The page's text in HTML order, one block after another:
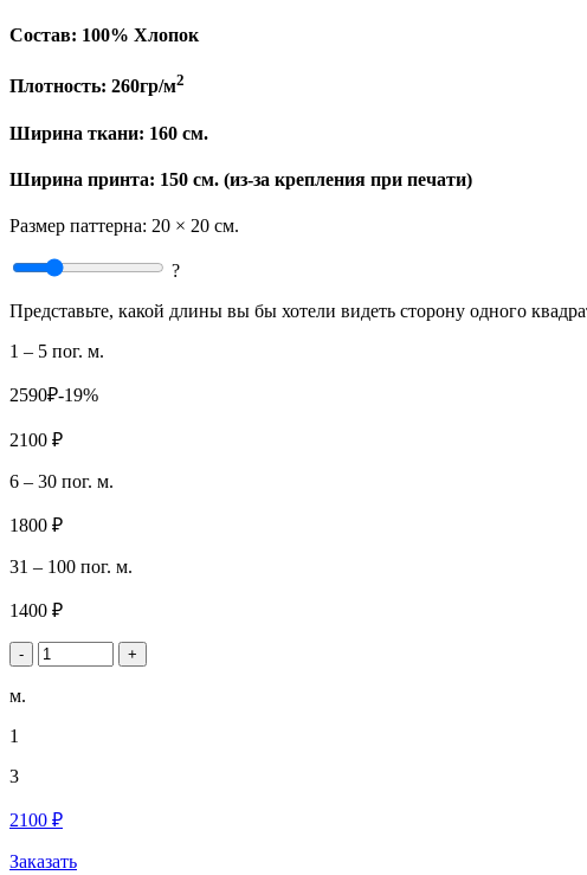
Состав: 100% Хлопок
Плотность: 260гр/м2
Ширина ткани: 160 см.
Ширина принта: 150 см. (из-за крепления при печати)
Размер паттерна: 20 × 20 см.
?
Представьте, какой длины вы бы хотели видеть сторону одного
1 – 5 пог. м.
2590₽-19%
2100 ₽
6 – 30 пог. м.
1800 ₽
31 – 100 пог. м.
1400 ₽
- +
м.
1
3
2100 ₽
Заказать